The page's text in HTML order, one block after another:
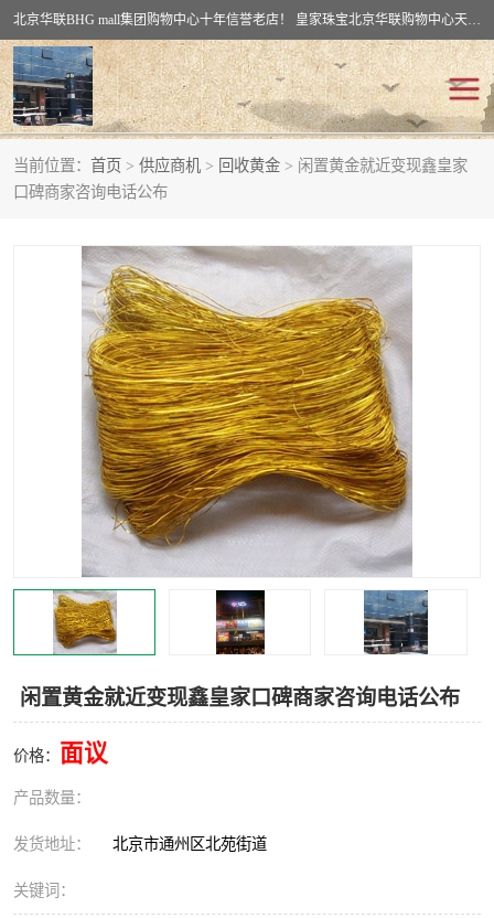
北京华联BHG mall集团购物中心十年信誉老店！ 皇家珠宝北京华联购物中心天时名苑店竭诚欢迎您。 北京市通州区（八通线）通州北苑地铁华联购物中心一层皇家珠宝 北京皇家珠宝通州黄金回收黄金首饰加工店（八通线: 通州北苑地铁华联店）：通州区通州北苑地铁华联购物中心一层皇家珠宝。
当前位置： 首页 > 供应商机 > 回收黄金 > 闲置黄金就近变现鑫皇家
口碑商家咨询电话公布
闲置黄金就近变现鑫皇家口碑商家咨询电话公布
价格： 面议
产品数量：
发货地址： 北京市通州区北苑街道
关键词：
回收黄金
回收钯金 回收钻石
回收翡翠玉石